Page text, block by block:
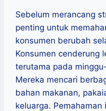
Sebelum merancang
penting untuk
konsumen berubah
Konsumen cenderung
terutama pada
Mereka mencari
bahan makanan,
keluarga.